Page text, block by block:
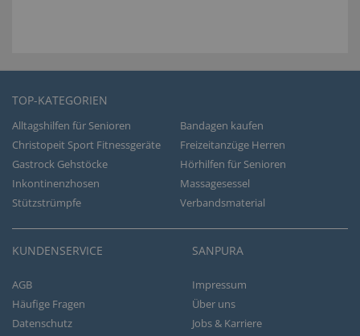
TOP-KATEGORIEN
Alltagshilfen für Senioren
Bandagen kaufen
Christopeit Sport Fitnessgeräte
Freizeitanzüge Herren
Gastrock Gehstöcke
Hörhilfen für Senioren
Inkontinenzhosen
Massagesessel
Stützstrümpfe
Verbandsmaterial
KUNDENSERVICE
AGB
Häufige Fragen
Datenschutz
SANPURA
Impressum
Über uns
Jobs & Karriere